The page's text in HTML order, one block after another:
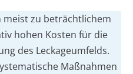
meist zu beträchtlichem
hohen Kosten für die
des Leckageumfelds.
Maßnahmen